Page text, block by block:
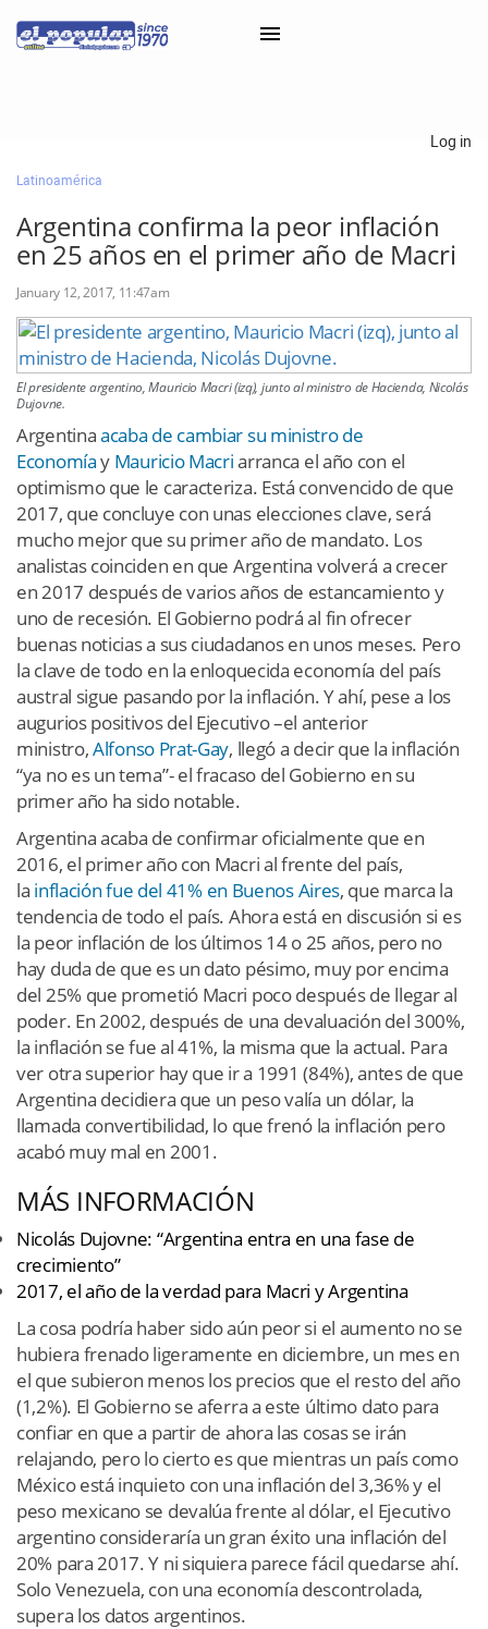
Classifieds
Categorías
Iniciar sesión con Clascal
×
Log in
Latinoamérica
Argentina confirma la peor inflación
en 25 años en el primer año de Macri
January 12, 2017, 11:47am
El presidente argentino, Mauricio Macri (izq), junto al ministro de Hacienda, Nicolás
Dujovne.
Argentinaacaba de cambiar su ministro de
Economíay Mauricio Macriarranca el año con el
optimismo que le caracteriza. Está convencido de que
2017, que concluye con unas elecciones clave, será
mucho mejor que su primer año de mandato. Los
analistas coinciden en que Argentina volverá a crecer
en 2017 después de varios años de estancamiento y
uno de recesión. El Gobierno podrá al fin ofrecer
buenas noticias a sus ciudadanos en unos meses. Pero
la clave de todo en la enloquecida economía del país
austral sigue pasando por la inflación. Y ahí, pese a los
augurios positivos del Ejecutivo –el anterior
ministro,Alfonso Prat-Gay, llegó a decir que la inflación
“ya no es un tema”- el fracaso del Gobierno en su
primer año ha sido notable.
Argentina acaba de confirmar oficialmente que en
2016, el primer año con Macri al frente del país,
la inflación fue del 41% en Buenos Aires, que marca la
tendencia de todo el país. Ahora está en discusión si es
la peor inflación de los últimos 14 o 25 años, pero no
hay duda de que es un dato pésimo, muy por encima
del 25% que prometió Macri poco después de llegar al
poder. En 2002, después de una devaluación del 300%,
la inflación se fue al 41%, la misma que la actual. Para
ver otra superior hay que ir a 1991 (84%), antes de que
Argentina decidiera que un peso valía un dólar, la
llamada convertibilidad, lo que frenó la inflación pero
acabó muy mal en 2001.
MÁS INFORMACIÓN
Nicolás Dujovne: “Argentina entra en una fase de
crecimiento”
2017, el año de la verdad para Macri y Argentina
La cosa podría haber sido aún peor si el aumento no se
hubiera frenado ligeramente en diciembre, un mes en
el que subieron menos los precios que el resto del año
(1,2%). El Gobierno se aferra a este último dato para
confiar en que a partir de ahora las cosas se irán
relajando, pero lo cierto es que mientras un país como
México está inquieto con una inflación del 3,36% y el
peso mexicano se devalúa frente al dólar, el Ejecutivo
argentino consideraría un gran éxito una inflación del
20% para 2017. Y ni siquiera parece fácil quedarse ahí.
Solo Venezuela, con una economía descontrolada,
supera los datos argentinos.